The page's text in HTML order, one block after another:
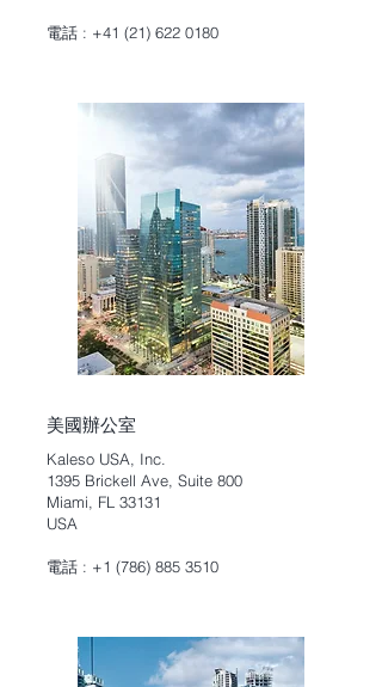
電話 : +41 (21) 622 0180
美國辦公室
Kaleso USA, Inc.
1395 Brickell Ave, Suite 800
Miami, FL 33131
USA
電話 : +1 (786) 885 3510